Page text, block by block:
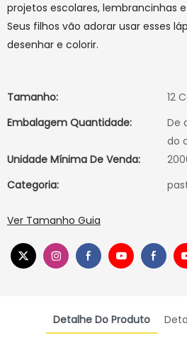
projetos escolares, lembrancinhas
Seus filhos vão adorar usar esses
desenhar e colorir.
Tamanho:
12
Embalagem Quantidade:
De
do
Unidade Mínima De Venda:
Categoria:
Ver Tamanho Guia
Detalhe Do Produto